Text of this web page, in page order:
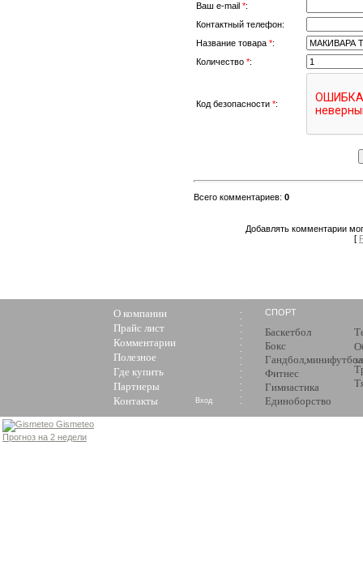
Ваш e-mail *:
Контактный телефон:
Название товара *:
Количество *:
Код безопасности *:
Всего комментариев: 0
Добавлять комментарии
[
О компании
Прайс лист
Комментарии
Полезное
Где купить
Партнеры
Контакты
СПОРТ
Баскетбол
Бокс
Гандбол,минифутбол
Фитнес
Гимнастика
Единоборство
Вход
Gismeteo
Прогноз на 2 недели